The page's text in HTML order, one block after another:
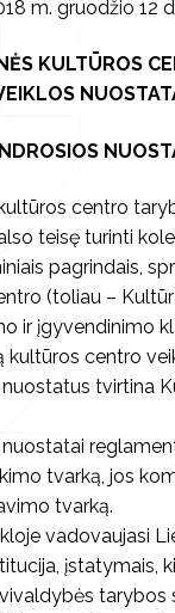
Muzikiniai užsiėmimai
vaikams
paskaitos
Koncertai
šventės
Visi edukaciniai
pasas
leidiniai
Kūrybiniai rinkiniai
folkloro
apsauga
grupės
tvarka
įkainiai
prevencija
visuomene
m. gruodžio 12
KULTŪROS
centro
teisę turinti
pagrindais,
(toliau –
ir įgyvendinimo
kultūros centro
tvirtina
tvarką, jos
tvarką.
vadovaujasi
įstatymais,
tarybos